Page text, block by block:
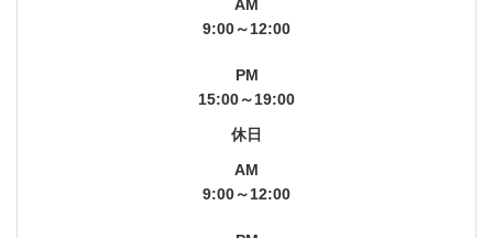
AM
9:00～12:00
PM
15:00～19:00
休日
AM
9:00～12:00